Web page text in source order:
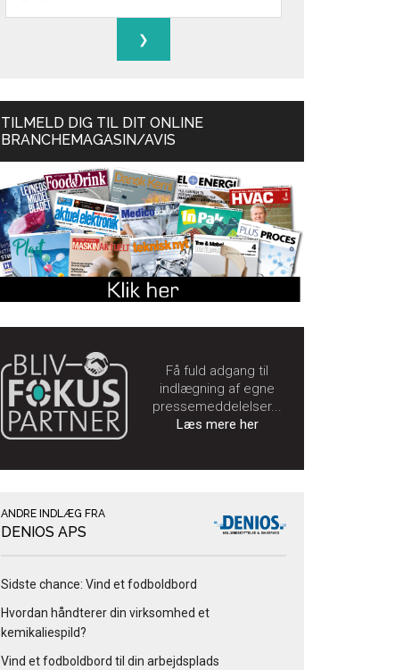
TILMELD DIG TIL DIT ONLINE
BRANCHEMAGASIN/AVIS
Få fuld adgang til
indlægning af egne
pressemeddelelser...
Læs mere her
ANDRE INDLÆG FRA
DENIOS APS
Sidste chance: Vind et fodboldbord
Hvordan håndterer din virksomhed et
kemikaliespild?
Vind et fodboldbord til din arbejdsplads